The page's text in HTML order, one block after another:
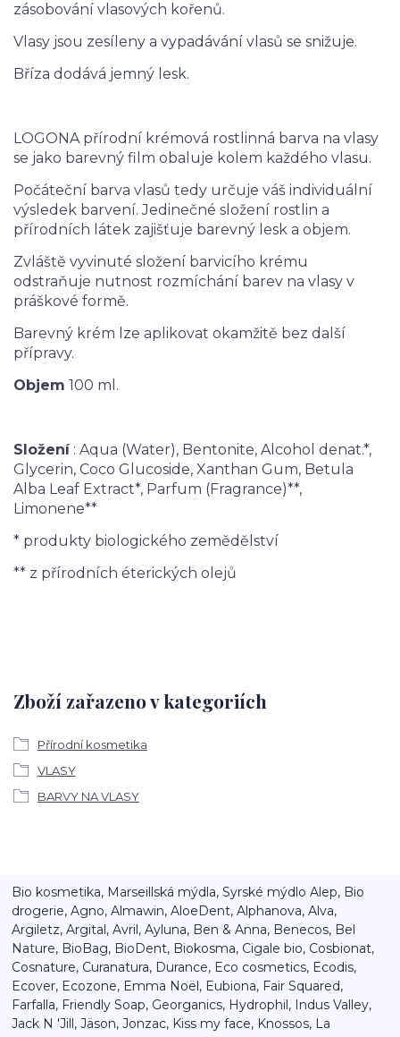
zásobování vlasových kořenů.
Vlasy jsou zesíleny a vypadávání vlasů se snižuje.
Bříza dodává jemný lesk.
LOGONA přírodní krémová rostlinná barva na vlasy
se jako barevný film obaluje kolem každého vlasu.
Počáteční barva vlasů tedy určuje váš individuální
výsledek barvení. Jedinečné složení rostlin a
přírodních látek zajišťuje barevný lesk a objem.
Zvláště vyvinuté složení barvicího krému
odstraňuje nutnost rozmíchání barev na vlasy v
práškové formě.
Barevný krém lze aplikovat okamžitě bez další
přípravy.
Objem 100 ml.
Složení: Aqua (Water), Bentonite, Alcohol denat.*,
Glycerin, Coco Glucoside, Xanthan Gum, Betula
Alba Leaf Extract*, Parfum (Fragrance)**,
Limonene**
* produkty biologického zemědělství
** z přírodních éterických olejů
Zboží zařazeno v kategoriích
Přírodní kosmetika
VLASY
BARVY NA VLASY
Bio kosmetika, Marseillská mýdla, Syrské mýdlo Alep, Bio
drogerie, Agno, Almawin, AloeDent, Alphanova, Alva,
Argiletz, Argital, Avril, Ayluna, Ben & Anna, Benecos, Bel
Nature, BioBag, BioDent, Biokosma, Cigale bio, Cosbionat,
Cosnature, Curanatura, Durance, Eco cosmetics, Ecodis,
Ecover, Ecozone, Emma Noël, Eubiona, Fair Squared,
Farfalla, Friendly Soap, Georganics, Hydrophil, Indus Valley,
Jack N 'Jill, Jäson, Jonzac, Kiss my face, Knossos, La